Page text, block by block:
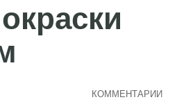
КОММЕНТАРИИ